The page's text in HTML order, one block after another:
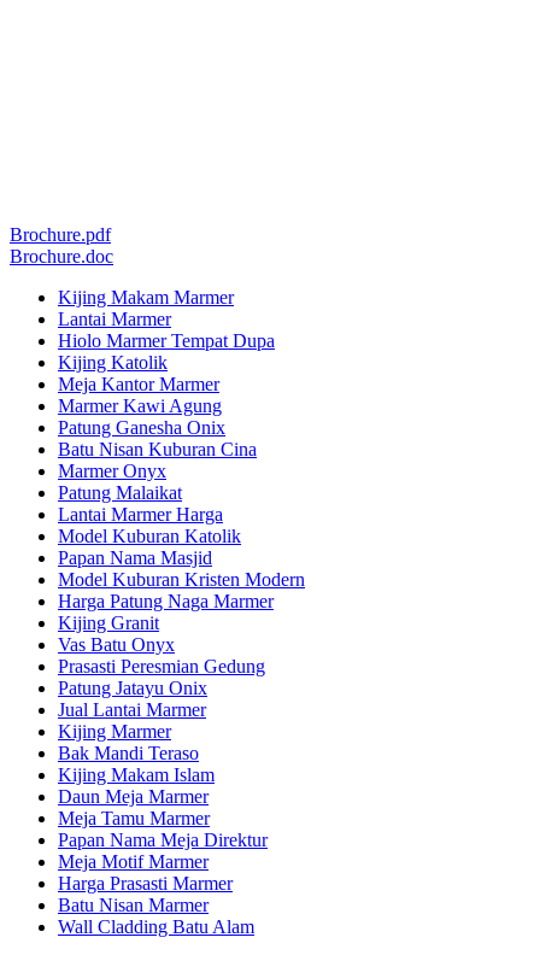
Brochure.pdf
Brochure.doc
Kijing Makam Marmer
Lantai Marmer
Hiolo Marmer Tempat Dupa
Kijing Katolik
Meja Kantor Marmer
Marmer Kawi Agung
Patung Ganesha Onix
Batu Nisan Kuburan Cina
Marmer Onyx
Patung Malaikat
Lantai Marmer Harga
Model Kuburan Katolik
Papan Nama Masjid
Model Kuburan Kristen Modern
Harga Patung Naga Marmer
Kijing Granit
Vas Batu Onyx
Prasasti Peresmian Gedung
Patung Jatayu Onix
Jual Lantai Marmer
Kijing Marmer
Bak Mandi Teraso
Kijing Makam Islam
Daun Meja Marmer
Meja Tamu Marmer
Papan Nama Meja Direktur
Meja Motif Marmer
Harga Prasasti Marmer
Batu Nisan Marmer
Wall Cladding Batu Alam